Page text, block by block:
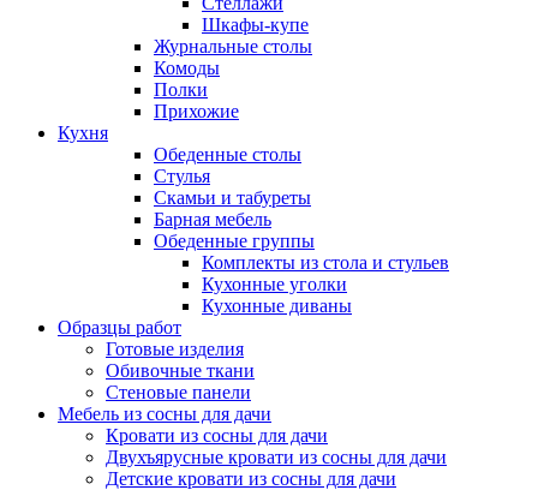
Шкафы-купе
Журнальные столы
Комоды
Полки
Прихожие
Кухня
Обеденные столы
Стулья
Скамьи и табуреты
Барная мебель
Обеденные группы
Комплекты из стола и стульев
Кухонные уголки
Кухонные диваны
Образцы работ
Готовые изделия
Обивочные ткани
Стеновые панели
Мебель из сосны для дачи
Кровати из сосны для дачи
Двухъярусные кровати из сосны для дачи
Детские кровати из сосны для дачи